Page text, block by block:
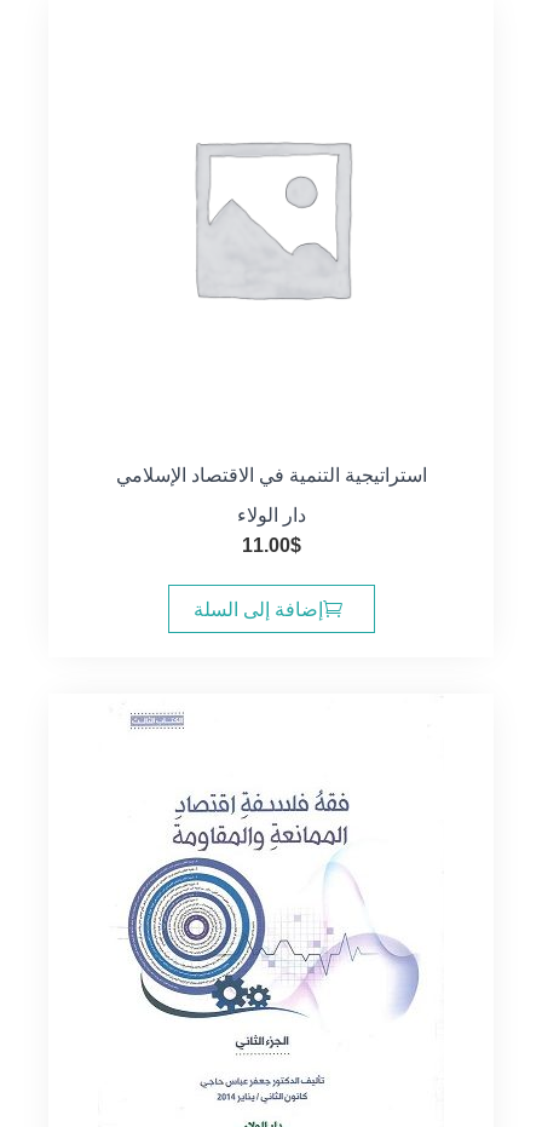
استراتيجية التنمية في الاقتصاد الإسلامي
دار الولاء
11.00$
إضافة إلى السلة